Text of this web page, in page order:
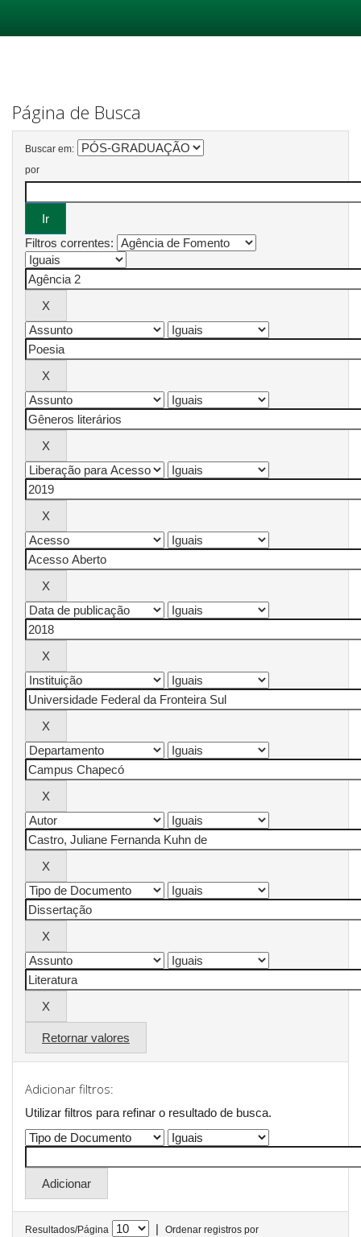
Página de Busca
Buscar em:
por
Filtros correntes:
Retornar valores
Adicionar filtros:
Utilizar filtros para refinar o resultado de busca.
Resultados/Página |
Ordenar registros por